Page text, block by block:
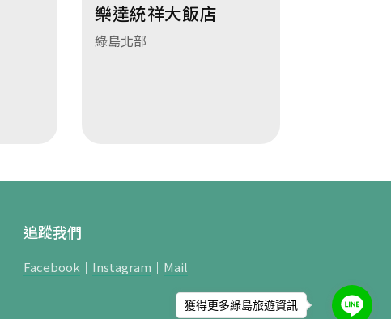
樂達統祥大飯店
綠島北部
追蹤我們
Facebook ｜ Instagram ｜ Mail
獲得更多綠島旅遊資訊